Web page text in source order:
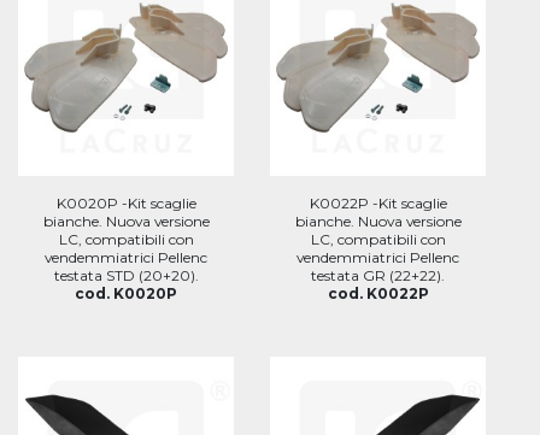
K0020P -Kit scaglie
bianche. Nuova versione
LC, compatibili con
vendemmiatrici Pellenc
testata STD (20+20).
cod. K0020P
K0022P -Kit scaglie
bianche. Nuova versione
LC, compatibili con
vendemmiatrici Pellenc
testata GR (22+22).
cod. K0022P